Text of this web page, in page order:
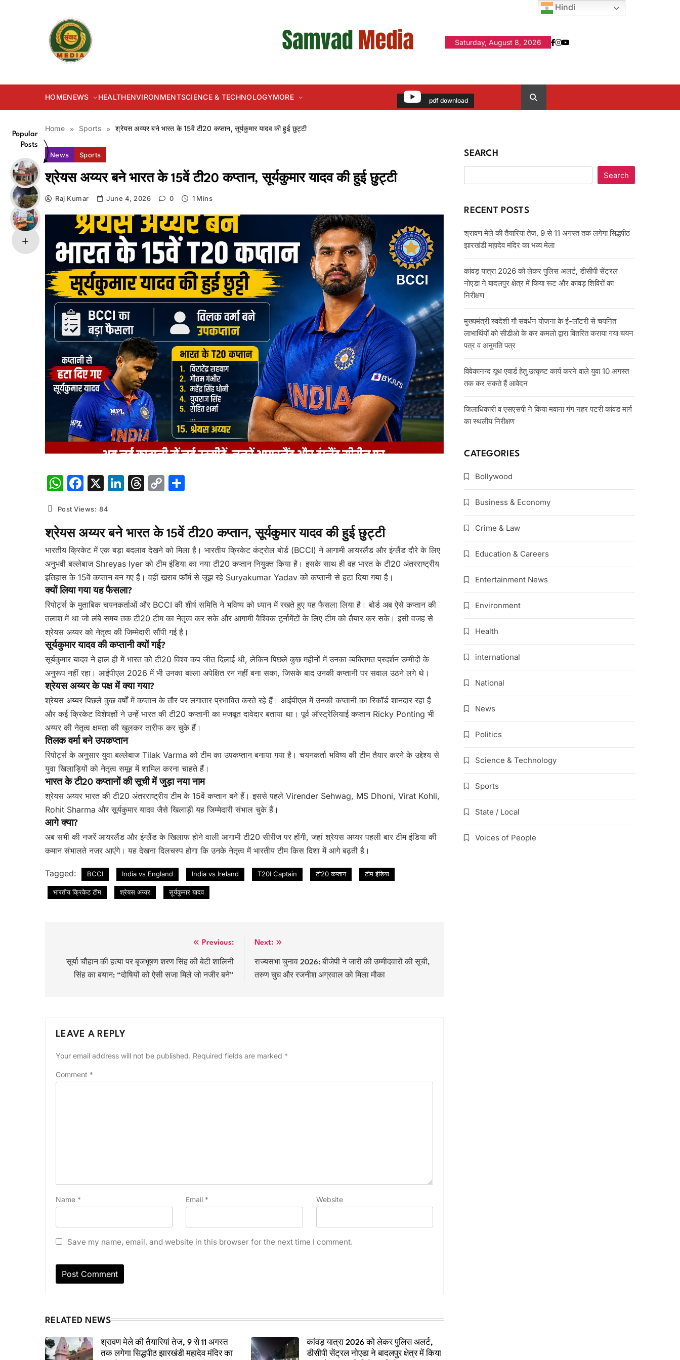
Saturday, August 8, 2026
HOMENEWS HEALTHENVIRONMENTSCIENCE & TECHNOLOGYMORE pdf download
Home Sports श्रेयस अय्यर बने भारत के 15वें टी20 कप्तान, सूर्यकुमार यादव की हुई छुट्टी
Popular
Posts
News Sports
श्रेयस अय्यर बने भारत के 15वें टी20 कप्तान, सूर्यकुमार यादव की हुई छुट्टी
Raj Kumar June 4, 2026 0 1 Mins
WhatsApp
Facebook
X LinkedIn
Threads
Copy
Post Views: 84
श्रेयस अय्यर बने भारत के 15वें टी20 कप्तान, सूर्यकुमार यादव की हुई छुट्टी
भारतीय क्रिकेट में एक बड़ा बदलाव देखने को मिला है। भारतीय क्रिकेट कंट्रोल बोर्ड (BCCI) ने आगामी आयरलैंड और इंग्लैंड दौरे के लिए
अनुभवी बल्लेबाज Shreyas Iyer को टीम इंडिया का नया टी20 कप्तान नियुक्त किया है। इसके साथ ही वह भारत के टी20 अंतरराष्ट्रीय
इतिहास के 15वें कप्तान बन गए हैं। वहीं खराब फॉर्म से जूझ रहे Suryakumar Yadav को कप्तानी से हटा दिया गया है।
क्यों लिया गया यह फैसला?
रिपोर्ट्स के मुताबिक चयनकर्ताओं और BCCI की शीर्ष समिति ने भविष्य को ध्यान में रखते हुए यह फैसला लिया है। बोर्ड अब ऐसे कप्तान की
तलाश में था जो लंबे समय तक टी20 टीम का नेतृत्व कर सके और आगामी वैश्विक टूर्नामेंटों के लिए टीम को तैयार कर सके। इसी वजह से
श्रेयस अय्यर को नेतृत्व की जिम्मेदारी सौंपी गई है।
सूर्यकुमार यादव की कप्तानी क्यों गई?
सूर्यकुमार यादव ने हाल ही में भारत को टी20 विश्व कप जीत दिलाई थी, लेकिन पिछले कुछ महीनों में उनका व्यक्तिगत प्रदर्शन उम्मीदों के
अनुरूप नहीं रहा। आईपीएल 2026 में भी उनका बल्ला अपेक्षित रन नहीं बना सका, जिसके बाद उनकी कप्तानी पर सवाल उठने लगे थे।
श्रेयस अय्यर के पक्ष में क्या गया?
श्रेयस अय्यर पिछले कुछ वर्षों में कप्तान के तौर पर लगातार प्रभावित करते रहे हैं। आईपीएल में उनकी कप्तानी का रिकॉर्ड शानदार रहा है
और कई क्रिकेट विशेषज्ञों ने उन्हें भारत की टी20 कप्तानी का मजबूत दावेदार बताया था। पूर्व ऑस्ट्रेलियाई कप्तान Ricky Ponting भी
अय्यर की नेतृत्व क्षमता की खुलकर तारीफ कर चुके हैं।
तिलक वर्मा बने उपकप्तान
रिपोर्ट्स के अनुसार युवा बल्लेबाज Tilak Varma को टीम का उपकप्तान बनाया गया है। चयनकर्ता भविष्य की टीम तैयार करने के उद्देश्य से
युवा खिलाड़ियों को नेतृत्व समूह में शामिल करना चाहते हैं।
भारत के टी20 कप्तानों की सूची में जुड़ा नया नाम
श्रेयस अय्यर भारत की टी20 अंतरराष्ट्रीय टीम के 15वें कप्तान बने हैं। इससे पहले Virender Sehwag, MS Dhoni, Virat Kohli,
Rohit Sharma और सूर्यकुमार यादव जैसे खिलाड़ी यह जिम्मेदारी संभाल चुके हैं।
आगे क्या?
अब सभी की नजरें आयरलैंड और इंग्लैंड के खिलाफ होने वाली आगामी टी20 सीरीज पर होंगी, जहां श्रेयस अय्यर पहली बार टीम इंडिया की
कमान संभालते नजर आएंगे। यह देखना दिलचस्प होगा कि उनके नेतृत्व में भारतीय टीम किस दिशा में आगे बढ़ती है।
Tagged: BCCI India vs England India vs Ireland T20I Captain टी20 कप्तान टीम इंडिया
भारतीय क्रिकेट टीम श्रेयस अय्यर सूर्यकुमार यादव
navigation
Previous:
सूर्या चौहान की हत्या पर बृजभूषण शरण सिंह की बेटी शालिनी
सिंह का बयान: “दोषियों को ऐसी सजा मिले जो नजीर बने”
Next:
राज्यसभा चुनाव 2026: बीजेपी ने जारी की उम्मीदवारों की सूची,
तरुण चुघ और रजनीश अग्रवाल को मिला मौका
LEAVE A REPLY
Your email address will not be published. Required fields are marked *
Comment *
Name * Email * Website
Save my name, email, and website in this browser for the next time I comment.
RELATED NEWS
श्रावण मेले की तैयारियां तेज, 9 से 11 अगस्त
तक लगेगा सिद्धपीठ झारखंडी महादेव मंदिर का
कांवड़ यात्रा 2026 को लेकर पुलिस अलर्ट,
डीसीपी सेंट्रल नोएडा ने बादलपुर क्षेत्र में किया
SEARCH
Search
RECENT POSTS
श्रावण मेले की तैयारियां तेज, 9 से 11 अगस्त तक लगेगा सिद्धपीठ
झारखंडी महादेव मंदिर का भव्य मेला
कांवड़ यात्रा 2026 को लेकर पुलिस अलर्ट, डीसीपी सेंट्रल
नोएडा ने बादलपुर क्षेत्र में किया रूट और कांवड़ शिविरों का
निरीक्षण
मुख्यमंत्री स्वदेशी गौ संवर्धन योजना के ई-लॉटरी से चयनित
लाभार्थियों को सीडीओ के कर कमलो द्वारा वितरित कराया गया चयन
पत्र व अनुमति पत्र
विवेकानन्द यूथ एवार्ड हेतु उत्कृष्ट कार्य करने वाले युवा 10 अगस्त
तक कर सकते हैं आवेदन
जिलाधिकारी व एसएसपी ने किया मवाना गंग नहर पटरी कांवड मार्ग
का स्थलीय निरीक्षण
CATEGORIES
Bollywood
Business & Economy
Crime & Law
Education & Careers
Entertainment News
Environment
Health
international
National
News
Politics
Science & Technology
Sports
State / Local
Voices of People
Hindi